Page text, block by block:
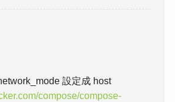
設定成 host
compose/compose-